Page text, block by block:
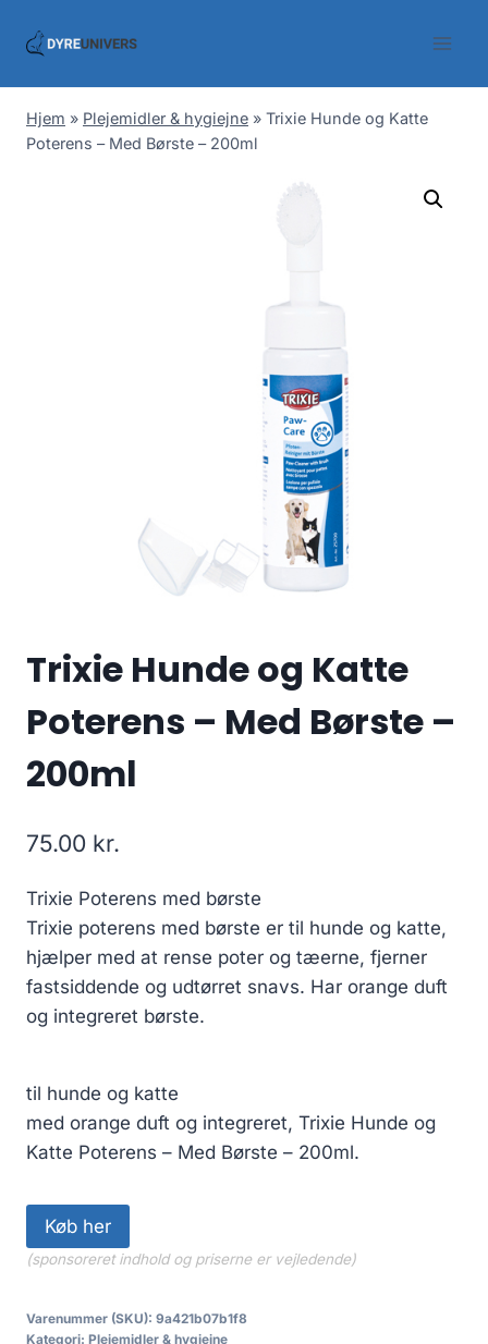
Hjem » Plejemidler & hygiejne » Trixie Hunde og Katte
Poterens – Med Børste – 200ml
Trixie Hunde og Katte
Poterens – Med Børste –
200ml
75.00 kr.
Trixie Poterens med børste
Trixie poterens med børste er til hunde og katte,
hjælper med at rense poter og tæerne, fjerner
fastsiddende og udtørret snavs. Har orange duft
og integreret børste.
til hunde og katte
med orange duft og integreret, Trixie Hunde og
Katte Poterens – Med Børste – 200ml.
Køb her
(sponsoreret indhold og priserne er vejledende)
Varenummer (SKU): 9a421b07b1f8
Kategori: Plejemidler & hygiejne